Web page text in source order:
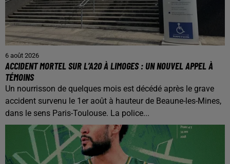
6 août 2026
ACCIDENT MORTEL SUR L’A20 À LIMOGES : UN NOUVEL APPEL À
TÉMOINS
Un nourrisson de quelques mois est décédé après le grave
accident survenu le 1er août à hauteur de Beaune-les-Mines,
dans le sens Paris-Toulouse. La police...